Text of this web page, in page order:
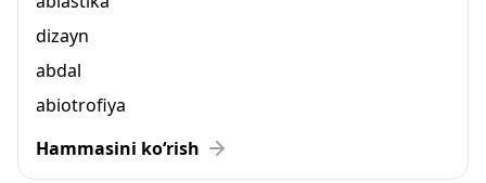
dizayn
abdal
abiotrofiya
Hammasini ko‘rish